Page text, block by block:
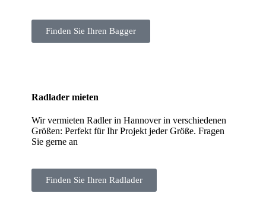
Finden Sie Ihren Bagger
Radlader mieten
Wir vermieten Radler in Hannover in verschiedenen
Größen: Perfekt für Ihr Projekt jeder Größe. Fragen
Sie gerne an
Finden Sie Ihren Radlader